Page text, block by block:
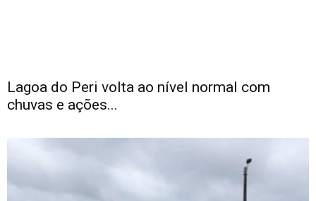
Lagoa do Peri volta ao nível normal com
chuvas e ações...